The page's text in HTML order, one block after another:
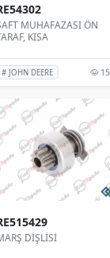
MUHAFAZASI ÖN
KISA
# JOHN DEERE
DİŞLİSİ